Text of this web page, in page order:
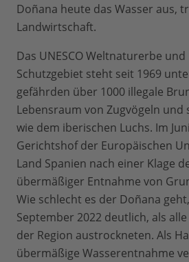
Doñana heute das Wasser aus,
Landwirtschaft.
Das UNESCO Weltnaturerbe und
Schutzgebiet steht seit 1969
gefährden über 1000 illegale
Lebensraum von Zugvögeln und
wie dem iberischen Luchs. Im
Gerichtshof der Europäischen
Land Spanien nach einer Klage
übermäßiger Entnahme von
Wie schlecht es der Doñana
September 2022 deutlich, als
der Region austrockneten. Als
übermäßige Wasserentnahme